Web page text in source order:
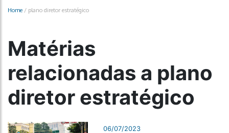
Home / plano diretor estratégico
Matérias
relacionadas a plano
diretor estratégico
06/07/2023